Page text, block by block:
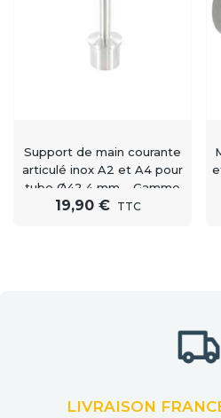
Support de main courante
articulé inox A2 et A4 pour
tube Ø42,4 mm – Gamme
Signature
19,90 € TTC
LIVRAISON